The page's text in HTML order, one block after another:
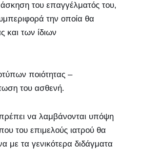
άσκηση του επαγγέλματός του,
την οποία θα
και των ίδιων
ποιότητας –
του ασθενή.
να λαμβάνονται υπόψη
του επιμελούς ιατρού θα
με τα γενικότερα διδάγματα